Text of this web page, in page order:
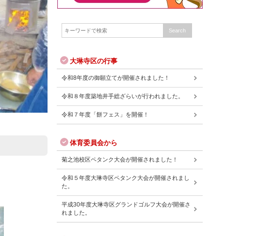
大琳寺区の行事
令和8年度の御願立てが開催されました！
令和８年度築地井手総ざらいが行われました。
令和７年度「餅フェス」を開催！
体育委員会から
菊之池校区ペタンク大会が開催されました！
令和５年度大琳寺区ペタンク大会が開催されまし
た。
平成30年度大琳寺区グランドゴルフ大会が開催さ
れました。